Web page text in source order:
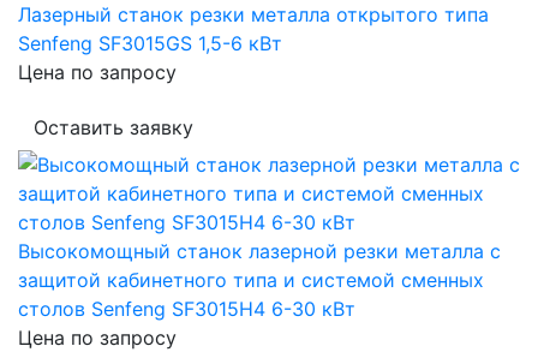
Лазерный станок резки металла открытого типа
Senfeng SF3015GS 1,5-6 кВт
Цена по запросу
Оставить заявку
Высокомощный станок лазерной резки металла с
защитой кабинетного типа и системой сменных
столов Senfeng SF3015H4 6-30 кВт
Цена по запросу